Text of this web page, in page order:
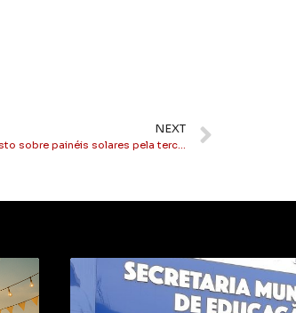
NEXT
Brasil: Lula aumenta imposto sobre painéis solares pela terceira vez